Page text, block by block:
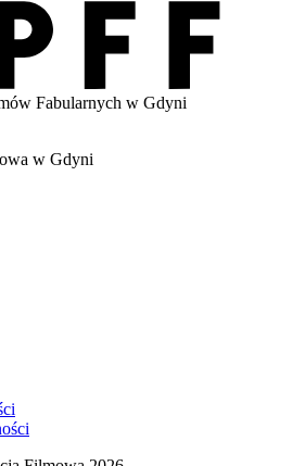
Fabularnych w Gdyni
w Gdyni